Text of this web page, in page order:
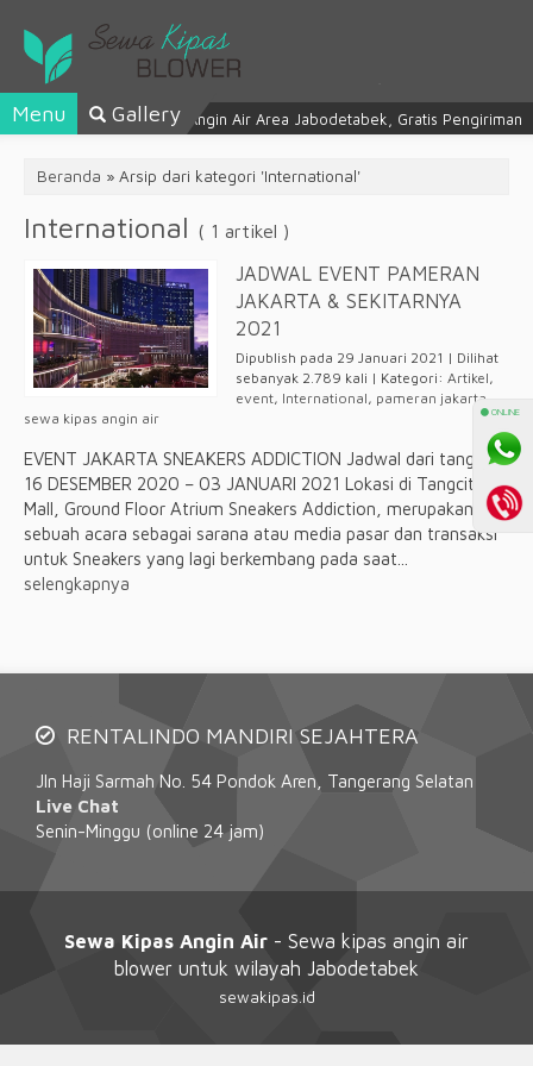
Sewa Kipas Angin Air Area Jabodetabek, Gratis Pengiriman
Menu Gallery
Beranda » Arsip dari kategori 'International'
International ( 1 artikel )
JADWAL EVENT PAMERAN
JAKARTA & SEKITARNYA
2021
Dipublish pada 29 Januari 2021 | Dilihat
sebanyak 2.789 kali | Kategori:Artikel,
event, International, pameran jakarta
sewa kipas angin air
EVENT JAKARTA SNEAKERS ADDICTION Jadwal dari tanggal
16 DESEMBER 2020 – 03 JANUARI 2021 Lokasi di Tangcity
Mall, Ground Floor Atrium Sneakers Addiction, merupakan
sebuah acara sebagai sarana atau media pasar dan transaksi
untuk Sneakers yang lagi berkembang pada saat...
selengkapnya
RENTALINDO MANDIRI SEJAHTERA
Jln Haji Sarmah No. 54 Pondok Aren, Tangerang Selatan
Live Chat
Senin-Minggu (online 24 jam)
Sewa Kipas Angin Air - Sewa kipas angin air
blower untuk wilayah Jabodetabek
sewakipas.id
⚫ ONLINE